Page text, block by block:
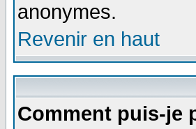
anonymes.
Revenir en haut
Comment puis-je